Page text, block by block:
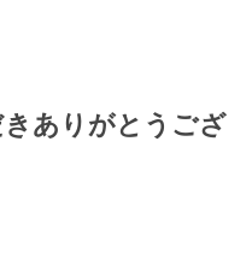
ありがとうござ